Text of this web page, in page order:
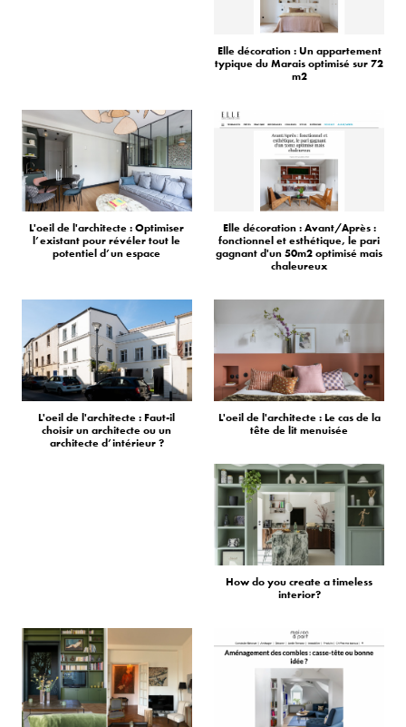
Elle décoration : Un appartement
typique du Marais optimisé sur 72
m2
L'oeil de l'architecte : Optimiser
l’existant pour révéler tout le
potentiel d’un espace
Elle décoration : Avant/Après :
fonctionnel et esthétique, le pari
gagnant d'un 50m2 optimisé mais
chaleureux
L'oeil de l'architecte : Faut-il
choisir un architecte ou un
architecte d’intérieur ?
L'oeil de l'architecte : Le cas de la
tête de lit menuisée
How do you create a timeless
interior?